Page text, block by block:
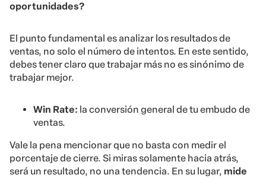
oportunidades?
El punto fundamental es analizar los resultados de
ventas, no solo el número de intentos. En este sentido,
debes tener claro que trabajar más no es sinónimo de
trabajar mejor.
Win Rate: la conversión general de tu embudo de
ventas.
Vale la pena mencionar que no basta con medir el
porcentaje de cierre. Si miras solamente hacia atrás,
será un resultado, no una tendencia. En su lugar, mide